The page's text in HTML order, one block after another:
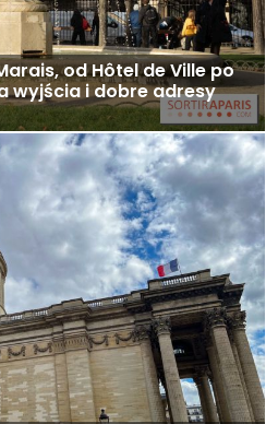
od Hôtel de Ville po
wyjścia i dobre adresy